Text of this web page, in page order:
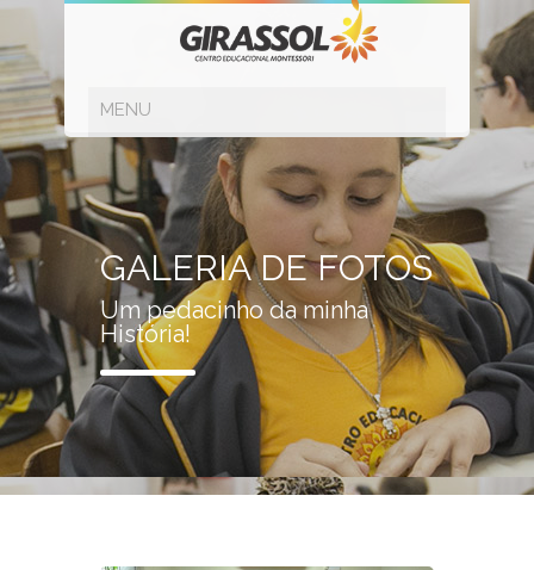
GALERIA DE FOTOS
Um pedacinho da minha
História!